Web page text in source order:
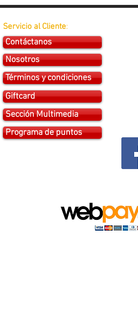
Servicio al Cliente:
Contáctanos
Nosotros
Términos y condiciones
Giftcard
Sección Multimedia
Programa de puntos